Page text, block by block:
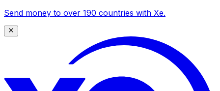
Send money to over 190 countries with Xe.